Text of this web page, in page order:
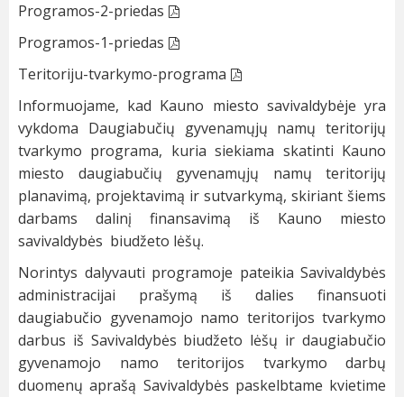
Programos-2-priedas
Programos-1-priedas
Teritoriju-tvarkymo-programa
Informuojame, kad Kauno miesto savivaldybėje yra
vykdoma Daugiabučių gyvenamųjų namų teritorijų
tvarkymo programa, kuria siekiama skatinti Kauno
miesto daugiabučių gyvenamųjų namų teritorijų
planavimą, projektavimą ir sutvarkymą, skiriant šiems
darbams dalinį finansavimą iš Kauno miesto
savivaldybės biudžeto lėšų.
Norintys dalyvauti programoje pateikia Savivaldybės
administracijai prašymą iš dalies finansuoti
daugiabučio gyvenamojo namo teritorijos tvarkymo
darbus iš Savivaldybės biudžeto lėšų ir daugiabučio
gyvenamojo namo teritorijos tvarkymo darbų
duomenų aprašą Savivaldybės paskelbtame kvietime